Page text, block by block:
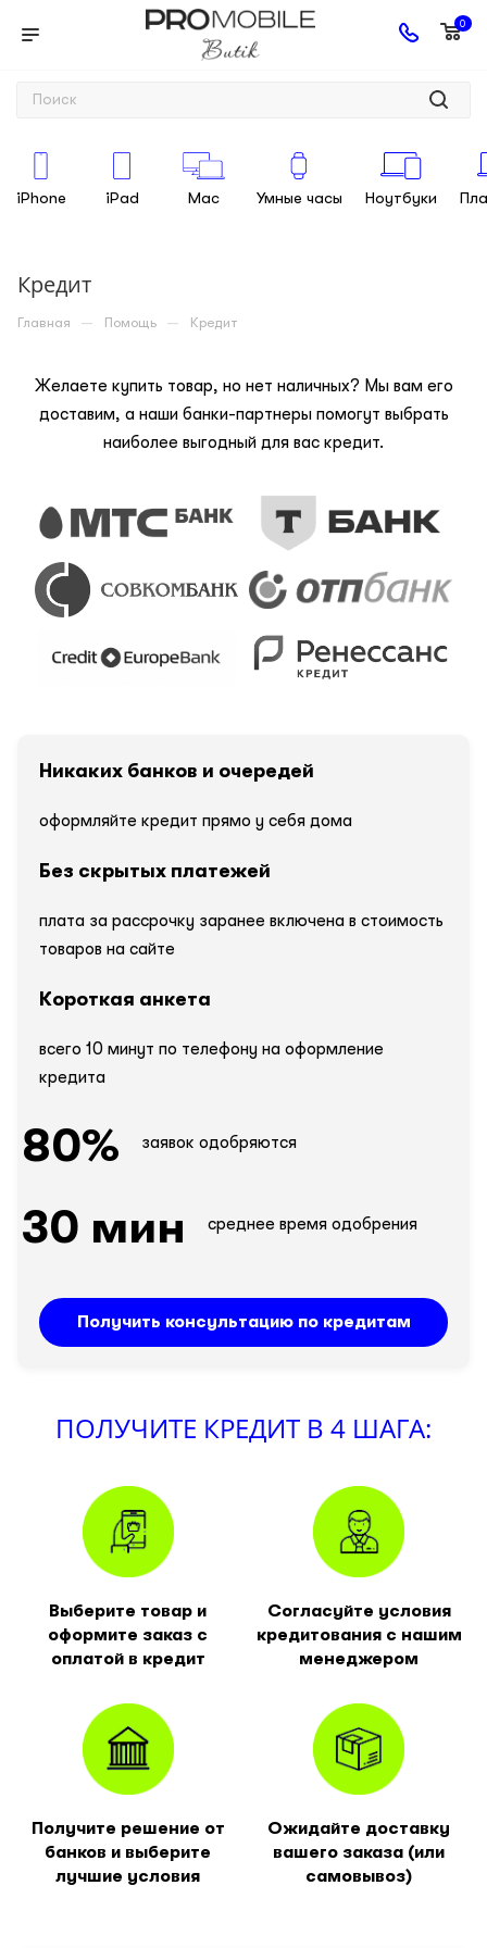
0
iPhone iPad Mac Умные часы Ноутбуки
Кредит
Главная — Помощь — Кредит
Желаете купить товар, но нет наличных? Мы вам его
доставим, а наши банки-партнеры помогут выбрать
наиболее выгодный для вас кредит.
Никаких банков и очередей
оформляйте кредит прямо у себя дома
Без скрытых платежей
плата за рассрочку заранее включена в стоимость
товаров на сайте
Короткая анкета
всего 10 минут по телефону на оформление
кредита
80% заявок одобряются
30 мин среднее время одобрения
Получить консультацию по кредитам
ПОЛУЧИТЕ КРЕДИТ В 4 ШАГА:
Выберите товар и
оформите заказ с
оплатой в кредит
Согласуйте условия
кредитования с нашим
менеджером
Получите решение от
банков и выберите
лучшие условия
Ожидайте доставку
вашего заказа (или
самовывоз)